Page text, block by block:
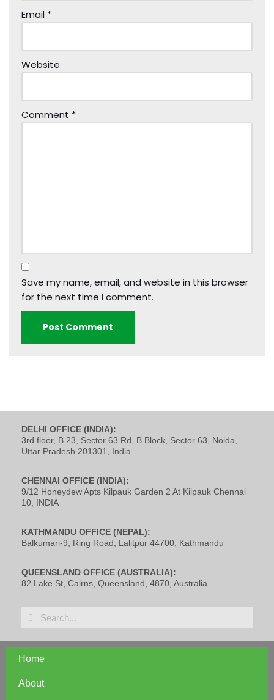
Email *
Website
Comment *
Save my name, email, and website in this browser
for the next time I comment.
DELHI OFFICE (INDIA):
3rd floor, B 23, Sector 63 Rd, B Block, Sector 63, Noida,
Uttar Pradesh 201301, India
CHENNAI OFFICE (INDIA):
9/12 Honeydew Apts Kilpauk Garden 2 At Kilpauk Chennai
10, INDIA
KATHMANDU OFFICE (NEPAL):
Balkumari-9, Ring Road, Lalitpur 44700, Kathmandu
QUEENSLAND OFFICE (AUSTRALIA):
82 Lake St, Cairns, Queensland, 4870, Australia
Home
About